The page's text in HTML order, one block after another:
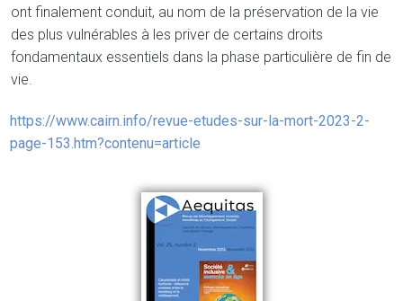
ont finalement conduit, au nom de la préservation de la vie
des plus vulnérables à les priver de certains droits
fondamentaux essentiels dans la phase particulière de fin de
vie.
https://www.cairn.info/revue-etudes-sur-la-mort-2023-2-
page-153.htm?contenu=article